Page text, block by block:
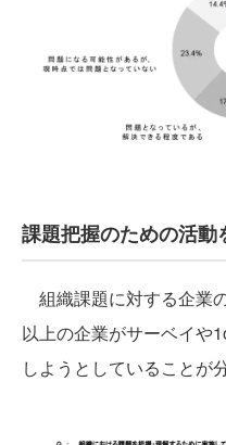
課題把握のための活動
組織課題に対する企業
以上の企業がサーベイや
しようとしていることが